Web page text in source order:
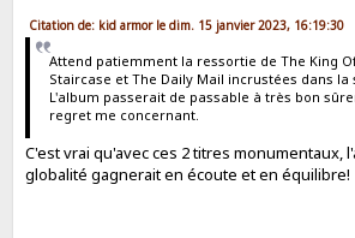
Citation de: kid armor le dim. 15 janvier 2023, 16:19:30
Attend patiemment la ressortie de The King
Staircase et The Daily Mail incrustées dans la
L'album passerait de passable à très bon
regret me concernant.
C'est vrai qu'avec ces 2 titres monumentaux,
globalité gagnerait en écoute et en équilibre!